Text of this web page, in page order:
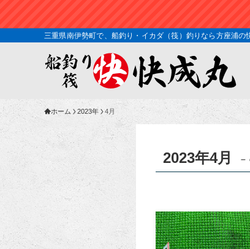
三重県南伊勢町で、船釣り・イカダ（筏）釣りなら方座浦
ホーム 2023年 4月
2023年4月 –